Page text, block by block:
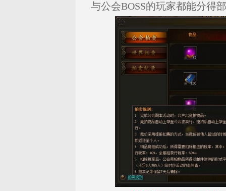
与公会BOSS的玩家都能分得